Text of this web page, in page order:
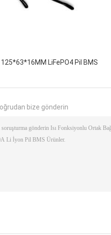
125*63*16MM LiFePO4 Pil BMS
bize gönderin